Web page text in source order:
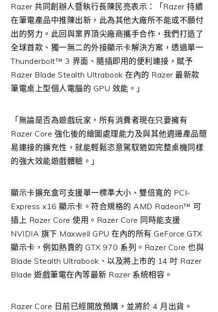
Razer 共同創辦人暨執行長陳民亮表示：「Razer 持續
在筆電產品中推陳出新，此為其他大廠所不能或不願付
出的努力。此回與業界頂尖廠商攜手合作，我們打造了
全球首款、獨一無二的外接顯示卡解決方案，透過單一
Thunderbolt™ 3 界面、隨插即用的便利連接，賦予
Razer Blade Stealth Ultrabook 在內的 Razer 最新款
筆電桌上型個人電腦的 GPU 效能。」
「無論是否為遊戲玩家，所有消費者現在只要擁有
Razer Core 強化後的繪圖處理能力及與其他週邊產品簡
易連接的擴充性，就能輕鬆恣意駕馭猶如完整桌機同樣
的強大效能遊戲體驗。」
顯示卡擴充盒可支援單一標準大小、雙倍寬的 PCI-
Express x16 顯示卡。符合規格的 AMD Radeon™ 可
插上 Razer Core 使用。Razer Core 同時能支援
NVIDIA 旗下 Maxwell GPU 在內的所有 GeForce GTX
顯示卡，例如熱賣的 GTX 970 系列。Razer Core 也與
Blade Stealth Ultrabook、以及將上市的 14 吋 Razer
Blade 遊戲筆電在內等最新 Razer 系統相容。
Razer Core 日前已經開放預購，並將於 4 月出貨。